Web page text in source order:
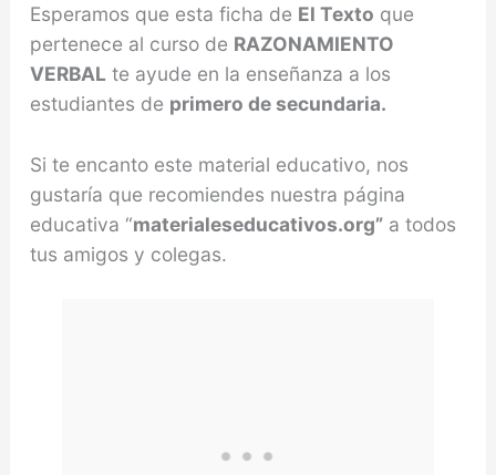
Esperamos que esta ficha de El Texto que
pertenece al curso de RAZONAMIENTO
VERBAL te ayude en la enseñanza a los
estudiantes de primero de secundaria.
Si te encanto este material educativo, nos
gustaría que recomiendes nuestra página
educativa “materialeseducativos.org”a todos
tus amigos y colegas.